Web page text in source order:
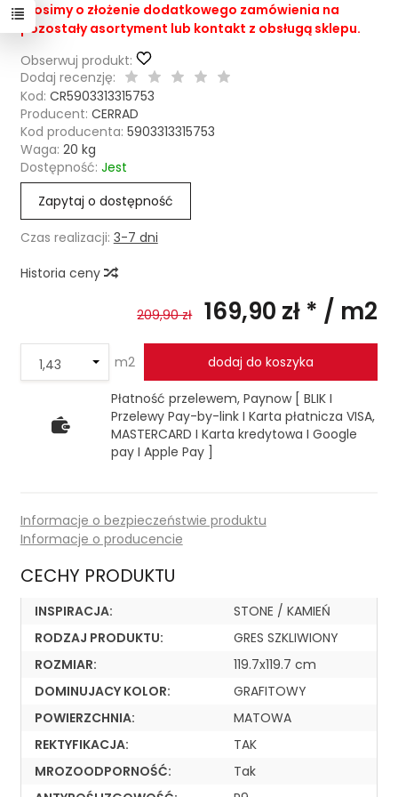
Prosimy o złożenie dodatkowego zamówienia na
pozostały asortyment lub kontakt z obsługą sklepu.
Obserwuj produkt:
Dodaj recenzję:
Kod: CR5903313315753
Producent: CERRAD
Kod producenta: 5903313315753
Waga: 20 kg
Dostępność: Jest
Zapytaj o dostępność
Czas realizacji: 3-7 dni
Historia ceny
209,90 zł 169,90 zł * / m2
m2 dodaj do koszyka
Płatność przelewem, Paynow [ BLIK I
Przelewy Pay-by-link I Karta płatnicza VISA,
MASTERCARD I Karta kredytowa I Google
pay I Apple Pay ]
Informacje o bezpieczeństwie produktu
Informacje o producencie
CECHY PRODUKTU
INSPIRACJA:
STONE / KAMIEŃ
RODZAJ PRODUKTU:
GRES SZKLIWIONY
ROZMIAR:
119.7x119.7 cm
DOMINUJACY KOLOR:
GRAFITOWY
POWIERZCHNIA:
MATOWA
REKTYFIKACJA:
TAK
MROZOODPORNOŚĆ:
Tak